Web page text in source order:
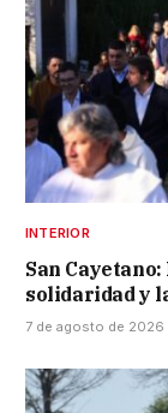
INTERIOR
San
solidaridad y
7 de agosto de 2026